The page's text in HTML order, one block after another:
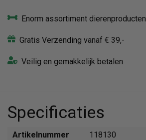
Enorm assortiment dierenproducten
Gratis Verzending vanaf € 39,-
Veilig en gemakkelijk betalen
Specificaties
Artikelnummer
118130